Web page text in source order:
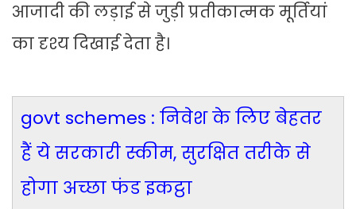
आजादी की लड़ाई से जुड़ी प्रतीकात्मक मूर्तियां
का दृश्य दिखाई देता है।
govt schemes : निवेश के लिए बेहतर
हैं ये सरकारी स्कीम, सुरक्षित तरीके से
होगा अच्छा फंड इकट्ठा